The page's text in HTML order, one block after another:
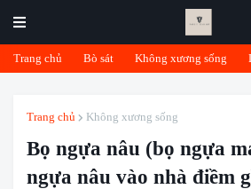
Trang chủ Bò sát Không xương sống
Trang chủ Không xương sống
Bọ ngựa nâu (bọ ngựa
ngựa nâu vào nhà điềm